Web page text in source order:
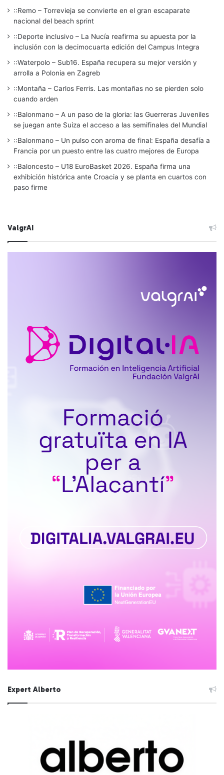
::Remo – Torrevieja se convierte en el gran escaparate
nacional del beach sprint
::Deporte inclusivo – La Nucía reafirma su apuesta por la
inclusión con la decimocuarta edición del Campus Integra
::Waterpolo – Sub16. España recupera su mejor versión y
arrolla a Polonia en Zagreb
::Montaña – Carlos Ferris. Las montañas no se pierden solo
cuando arden
::Balonmano – A un paso de la gloria: las Guerreras Juveniles
se juegan ante Suiza el acceso a las semifinales del Mundial
::Balonmano – Un pulso con aroma de final: España desafía a
Francia por un puesto entre las cuatro mejores de Europa
::Baloncesto – U18 EuroBasket 2026. España firma una
exhibición histórica ante Croacia y se planta en cuartos con
paso firme
ValgrAI
Expert Alberto